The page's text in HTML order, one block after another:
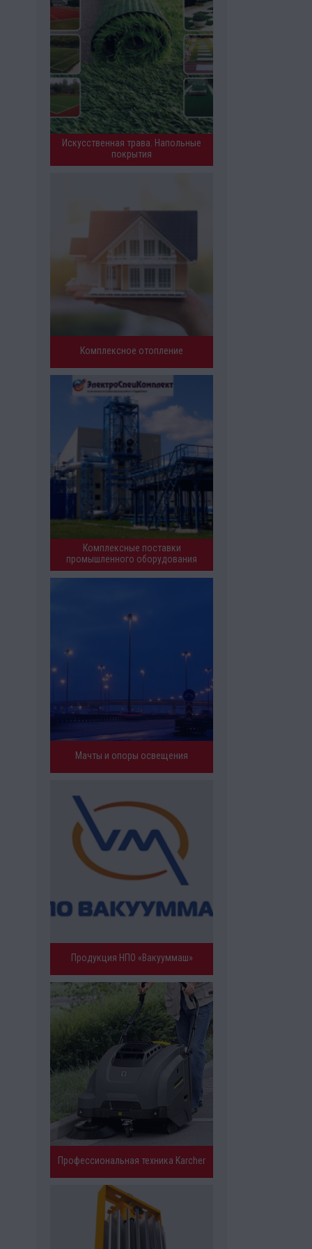
Искусственная трава. Напольные
покрытия
Комплексное отопление
Комплексные поставки
промышленного оборудования
Мачты и опоры освещения
Продукция НПО «Вакууммаш»
Профессиональная техника Karcher